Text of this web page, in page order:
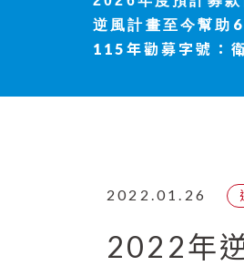
逆風計畫至今幫助
115年勸募字號：
2022.01.26
2022年